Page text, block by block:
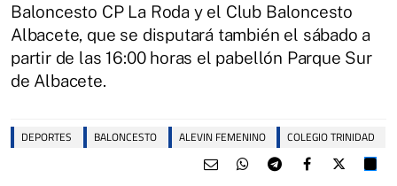
Baloncesto CP La Roda y el Club Baloncesto
Albacete, que se disputará también el sábado a
partir de las 16:00 horas el pabellón Parque Sur
de Albacete.
DEPORTES BALONCESTO ALEVIN FEMENINO COLEGIO TRINIDAD